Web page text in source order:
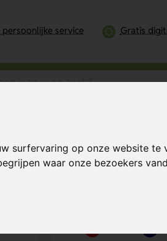
surfervaring op onze website te
waar onze bezoekers
persoonlijke service Gratis
Bereken mijn